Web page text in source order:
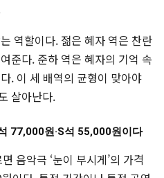
역할이다. 젊은 혜자 역은 찬란
준다. 준하 역은 혜자의 기억 속
. 이 세 배역의 균형이 맞아야
살아난다.
77,000원·S석 55,000원이다
음악극 ‘눈이 부시게’의 가격